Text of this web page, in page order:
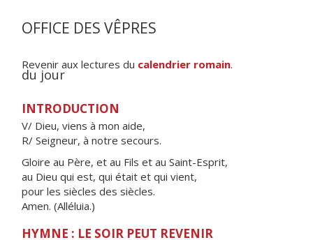
OFFICE DES VÊPRES
Revenir aux lectures du calendrier romain.
du jour
INTRODUCTION
V/ Dieu, viens à mon aide,
R/ Seigneur, à notre secours.
Gloire au Père, et au Fils et au Saint-Esprit,
au Dieu qui est, qui était et qui vient,
pour les siècles des siècles.
Amen. (Alléluia.)
HYMNE : LE SOIR PEUT REVENIR